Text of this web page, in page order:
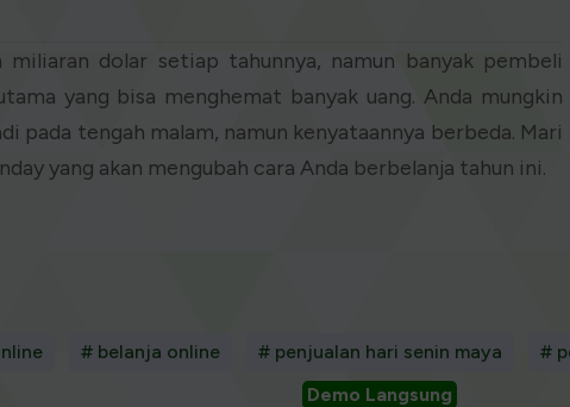
miliaran dolar setiap tahunnya, namun banyak pembeli
yang bisa menghemat banyak uang. Anda mungkin
pada tengah malam, namun kenyataannya berbeda. Mari
yang akan mengubah cara Anda berbelanja tahun ini.
# belanja online # penjualan hari senin maya #
Demo Langsung